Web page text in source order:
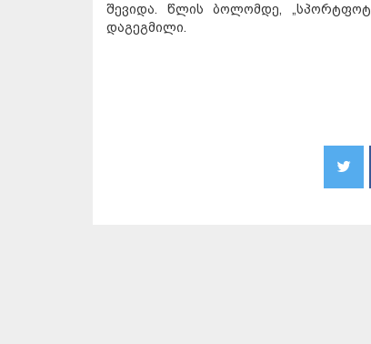
შევიდა. წლის ბოლომდე,
დაგეგმილი.